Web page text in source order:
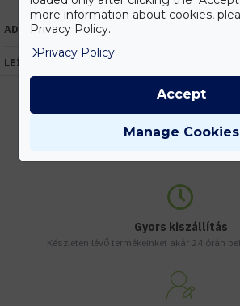
ADATOK
LEÍRÁS
Kedvezmények
Gyors kiszállítás
Készleten lévő termékeinket akár 24 órán
more information about cookies,
Privacy Policy.
Privacy Policy
Manage Cookies
Accept